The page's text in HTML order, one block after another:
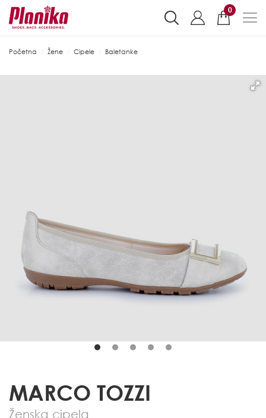
0
Početna Žene Cipele Baletanke
MARCO TOZZI
Ženska cipela